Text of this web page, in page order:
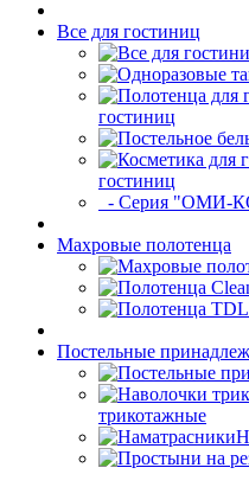
Все для гостиниц
гостиниц
гостиниц
- Серия "ОМИ-
Махровые полотенца
Постельные
трикотажные